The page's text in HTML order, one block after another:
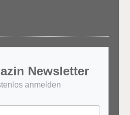
Newsletter
anmelden